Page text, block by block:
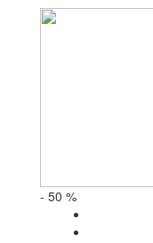
- 50 %